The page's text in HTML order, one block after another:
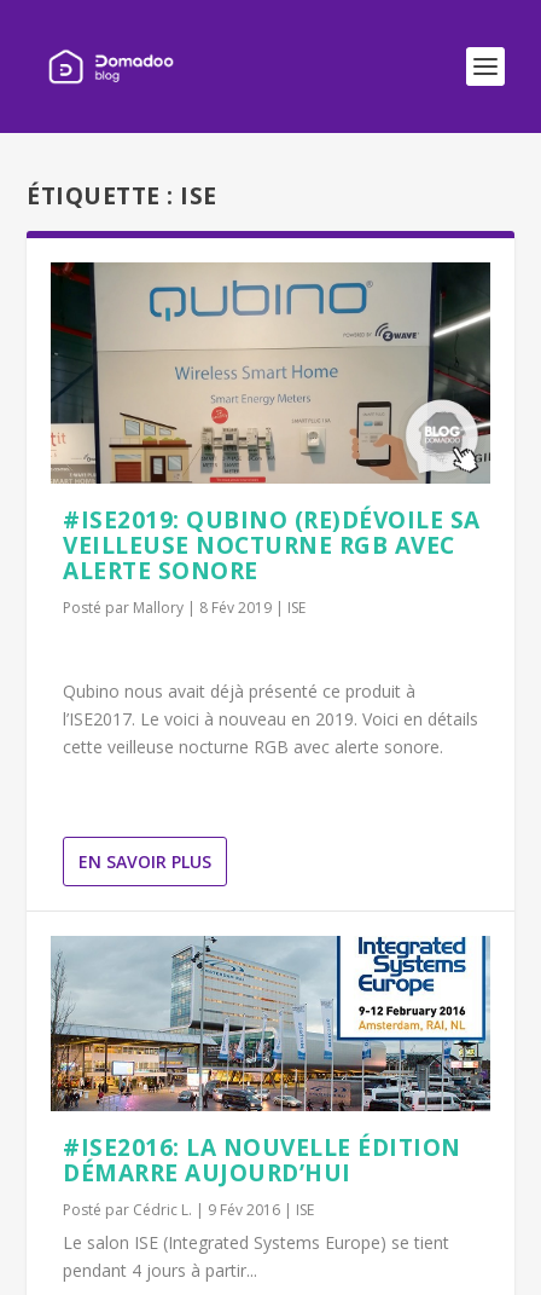
ÉTIQUETTE : ISE
#ISE2019: QUBINO (RE)DÉVOILE SA
VEILLEUSE NOCTURNE RGB AVEC
ALERTE SONORE
Posté par Mallory | 8 Fév 2019 | ISE
Qubino nous avait déjà présenté ce produit à
l’ISE2017. Le voici à nouveau en 2019. Voici en détails
cette veilleuse nocturne RGB avec alerte sonore.
EN SAVOIR PLUS
#ISE2016: LA NOUVELLE ÉDITION
DÉMARRE AUJOURD’HUI
Posté par Cédric L. | 9 Fév 2016 | ISE
Le salon ISE (Integrated Systems Europe) se tient
pendant 4 jours à partir...